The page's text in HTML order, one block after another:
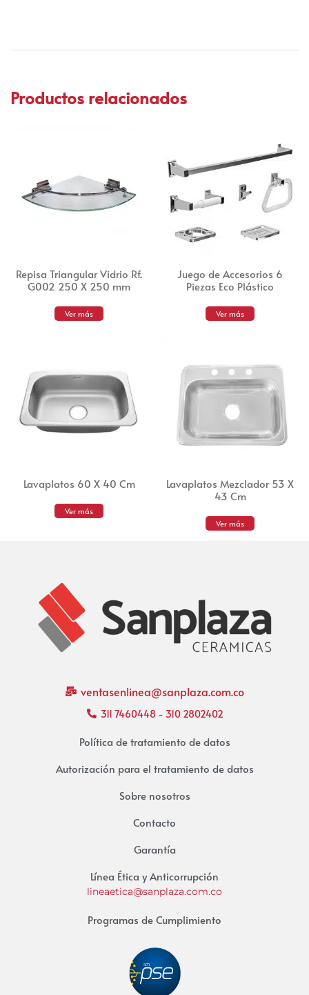
Productos relacionados
Repisa Triangular Vidrio Rf.
G002 250 X 250 mm
Ver más
Juego de Accesorios 6
Piezas Eco Plástico
Ver más
Lavaplatos 60 X 40 Cm
Ver más
Lavaplatos Mezclador 53 X
43 Cm
Ver más
ventasenlinea@sanplaza.com.co
311 7460448 - 310 2802402
Política de tratamiento de datos
Autorización para el tratamiento de datos
Sobre nosotros
Contacto
Garantía
Línea Ética y Anticorrupción
lineaetica@sanplaza.com.co
Programas de Cumplimiento